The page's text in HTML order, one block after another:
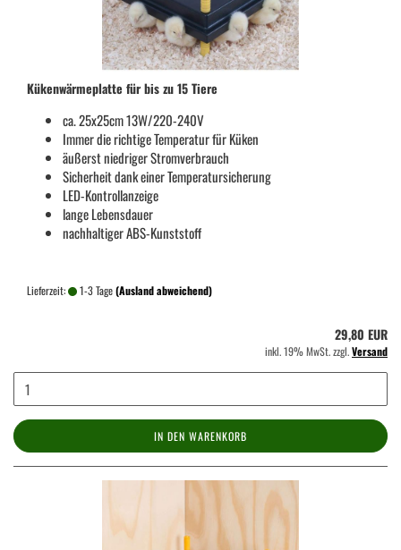
Kükenwärmeplatte für bis zu 15 Tiere
ca. 25x25cm 13W/220-240V
Immer die richtige Temperatur für Küken
äußerst niedriger Stromverbrauch
Sicherheit dank einer Temperatursicherung
LED-Kontrollanzeige
lange Lebensdauer
nachhaltiger ABS-Kunststoff
Lieferzeit: 1-3 Tage(Ausland abweichend)
29,80 EUR
inkl. 19% MwSt. zzgl.Versand
IN DEN WARENKORB